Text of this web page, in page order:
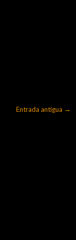
Entrada antigua →